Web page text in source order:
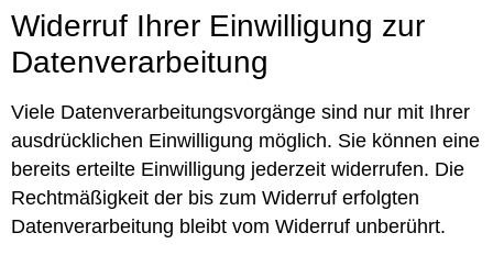
Widerruf Ihrer Einwilligung zur
Datenverarbeitung
Viele Datenverarbeitungsvorgänge sind nur mit Ihrer
ausdrücklichen Einwilligung möglich. Sie können eine
bereits erteilte Einwilligung jederzeit widerrufen. Die
Rechtmäßigkeit der bis zum Widerruf erfolgten
Datenverarbeitung bleibt vom Widerruf unberührt.